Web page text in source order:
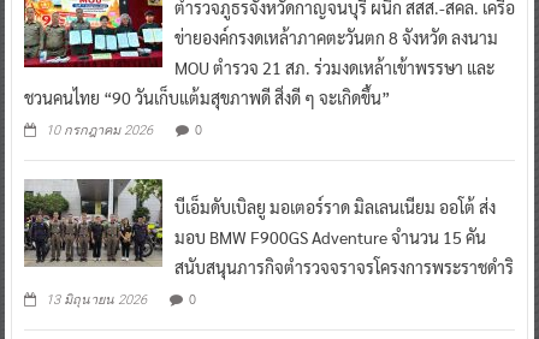
ตำรวจภูธรจังหวัดกาญจนบุรี ผนึก สสส.-สคล. เครือ
ข่ายองค์กรงดเหล้าภาคตะวันตก 8 จังหวัด ลงนาม
MOU ตำรวจ 21 สภ. ร่วมงดเหล้าเข้าพรรษา และ
ชวนคนไทย “90 วันเก็บแต้มสุขภาพดี สิ่งดี ๆ จะเกิดขึ้น”
10 กรกฎาคม 2026 0
บีเอ็มดับเบิลยู มอเตอร์ราด มิลเลนเนียม ออโต้ ส่ง
มอบ BMW F900GS Adventure จำนวน 15 คัน
สนับสนุนภารกิจตำรวจจราจรโครงการพระราชดำริ
13 มิถุนายน 2026 0